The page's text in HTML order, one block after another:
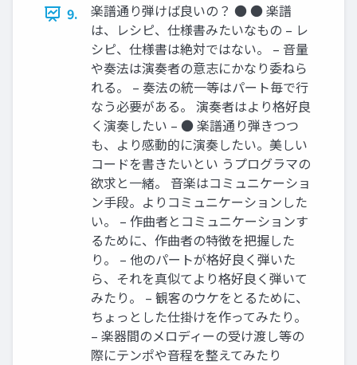
9.
楽譜通り弾けば良いの？ ● ● 楽譜
は、レシピ、仕様書みたいなもの – レ
シピ、仕様書は絶対ではない。 – 音量
や奏法は演奏者の意志にかなり委ねら
れる。 – 奏法の統一等はパート毎で行
なう必要がある。 演奏者はより格好良
く演奏したい – ● 楽譜通り弾きつつ
も、より感動的に演奏したい。美しい
コードを書きたいとい うプログラマの
欲求と一緒。 音楽はコミュニケーショ
ン手段。よりコミュニケーションした
い。 – 作曲者とコミュニケーションす
るために、作曲者の特徴を把握した
り。 – 他のパートが格好良く弾いた
ら、それを真似てより格好良く弾いて
みたり。 – 観客のウケをとるために、
ちょっとした仕掛けを作ってみたり。
– 楽器間のメロディーの受け渡し等の
際にテンポや音程を整えてみたり